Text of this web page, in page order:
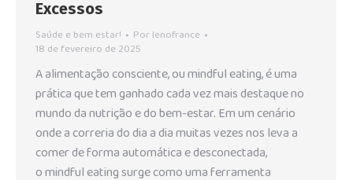
Excessos
Saúde e bem estar! Porlenofrance
18 de fevereiro de 2025
A alimentação consciente, ou mindful eating, é uma
prática que tem ganhado cada vez mais destaque no
mundo da nutrição e do bem-estar. Em um cenário
onde a correria do dia a dia muitas vezes nos leva a
comer de forma automática e desconectada,
o mindful eating surge como uma ferramenta